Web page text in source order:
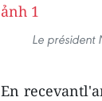
Le président
En